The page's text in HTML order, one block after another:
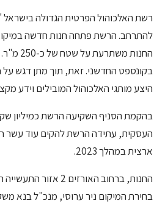
רשת האלכוהול הפרטית הגדולה
להתרחב. הרשת פתחה חנות חדשה
החנות
בקונספט החדשני. זאת, תוך מתן דגש על
היצע מותגי האלכוהול המובילים וידע
בהקמת הסניף השקיעה הרשת כמיליון
העסקית, עתידה הרשת להקים עוד עשר
ארצית במהלך 2023.
בחירת המיקום ניר ערוסי, מנכ"ל בנא